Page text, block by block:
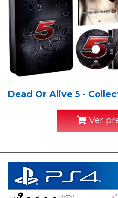
Dead Or Alive 5 -
Ver